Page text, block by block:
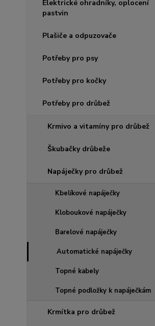
Elektrické ohradníky, oplocení
pastvin
Plašiče a odpuzovače
Potřeby pro psy
Potřeby pro kočky
Potřeby pro drůbež
Krmivo a vitamíny pro drůbež
Škubačky drůbeže
Napáječky pro drůbež
Kbelíkové napáječky
Kloboukové napáječky
Barelové napáječky
Automatické napáječky
Topné kabely
Topné podložky k napáječkám
Krmítka pro drůbež